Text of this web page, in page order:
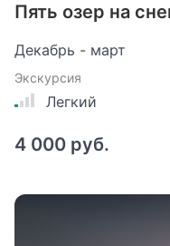
Декабрь - март
Пять озер на
Экскурсия
Легкий
4 000 руб.